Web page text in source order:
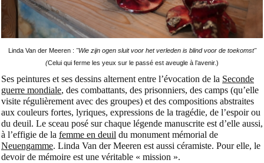
Linda Van der Meeren : "Wie zijn ogen sluit voor het verleden is blind voor de toekomst"
(Celui qui ferme les yeux sur le passé est aveugle à l’avenir.)
Ses peintures et ses dessins alternent entre l’évocation de la Seconde
guerre mondiale, des combattants, des prisonniers, des camps (qu’elle
visite régulièrement avec des groupes) et des compositions abstraites
aux couleurs fortes, lyriques, expressions de la tragédie, de l’espoir ou
du deuil. Le sceau posé sur chaque légende manuscrite est d’elle aussi,
à l’effigie de la femme en deuil du monument mémorial de
Neuengamme. Linda Van der Meeren est aussi céramiste. Pour elle, le
devoir de mémoire est une véritable « mission ».